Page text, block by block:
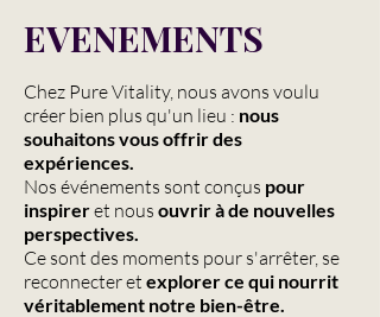
EVENEMENTS
Chez Pure Vitality, nous avons voulu
créer bien plus qu'un lieu : nous
souhaitons vous offrir des
expériences.
Nos événements sont conçus pour
inspireret nous ouvrir à de nouvelles
perspectives.
Ce sont des moments pour s'arrêter, se
reconnecter et explorer ce qui nourrit
véritablement notre bien-être.